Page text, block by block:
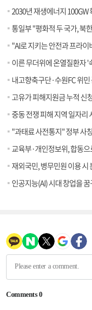
2030년 재생에너지 100GW 확
통일부 "평화적 두 국가, 북
"AI로 지키는 안전과 프라이
이른 무더위에 온열질환자
내고향축구단·수원FC 위민 준
고유가 피해지원금 누적 신청
중동 전쟁 피해 지역 일자리
"과태료 사전통지" 정부 사
교육부·개인정보위, 합동으로 교육정
재외국민, 병무민원 이용
인공지능(AI) 시대 창업을 꿈꾸는